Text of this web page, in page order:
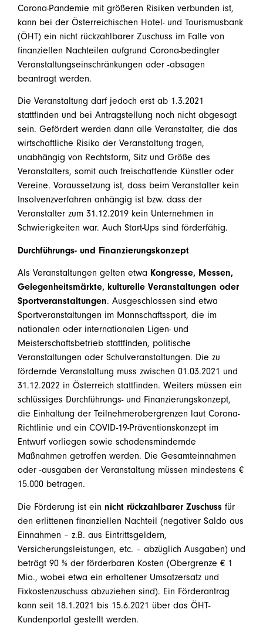
Corona-Pandemie mit größeren Risiken verbunden ist,
kann bei der Österreichischen Hotel- und Tourismusbank
(ÖHT) ein nicht rückzahlbarer Zuschuss im Falle von
finanziellen Nachteilen aufgrund Corona-bedingter
Veranstaltungseinschränkungen oder -absagen
beantragt werden.
Die Veranstaltung darf jedoch erst ab 1.3.2021
stattfinden und bei Antragstellung noch nicht abgesagt
sein. Gefördert werden dann alle Veranstalter, die das
wirtschaftliche Risiko der Veranstaltung tragen,
unabhängig von Rechtsform, Sitz und Größe des
Veranstalters, somit auch freischaffende Künstler oder
Vereine. Voraussetzung ist, dass beim Veranstalter kein
Insolvenzverfahren anhängig ist bzw. dass der
Veranstalter zum 31.12.2019 kein Unternehmen in
Schwierigkeiten war. Auch Start-Ups sind förderfähig.
Durchführungs- und Finanzierungskonzept
Als Veranstaltungen gelten etwa Kongresse, Messen,
Gelegenheitsmärkte, kulturelle Veranstaltungen oder
Sportveranstaltungen. Ausgeschlossen sind etwa
Sportveranstaltungen im Mannschaftssport, die im
nationalen oder internationalen Ligen- und
Meisterschaftsbetrieb stattfinden, politische
Veranstaltungen oder Schulveranstaltungen. Die zu
fördernde Veranstaltung muss zwischen 01.03.2021 und
31.12.2022 in Österreich stattfinden. Weiters müssen ein
schlüssiges Durchführungs- und Finanzierungskonzept,
die Einhaltung der Teilnehmerobergrenzen laut Corona-
Richtlinie und ein COVID-19-Präventionskonzept im
Entwurf vorliegen sowie schadensmindernde
Maßnahmen getroffen werden. Die Gesamteinnahmen
oder -ausgaben der Veranstaltung müssen mindestens €
15.000 betragen.
Die Förderung ist ein nicht rückzahlbarer Zuschuss für
den erlittenen finanziellen Nachteil (negativer Saldo aus
Einnahmen – z.B. aus Eintrittsgeldern,
Versicherungsleistungen, etc. – abzüglich Ausgaben) und
beträgt 90 % der förderbaren Kosten (Obergrenze € 1
Mio., wobei etwa ein erhaltener Umsatzersatz und
Fixkostenzuschuss abzuziehen sind). Ein Förderantrag
kann seit 18.1.2021 bis 15.6.2021 über das ÖHT-
Kundenportal gestellt werden.